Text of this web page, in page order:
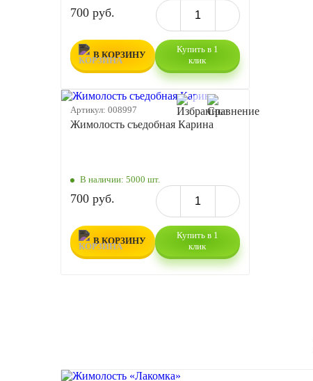
700 руб.
В КОРЗИНУ
Купить в 1
клик
Артикул: 008997
Жимолость съедобная Карина
В наличии: 5000 шт.
700 руб.
В КОРЗИНУ
Купить в 1
клик